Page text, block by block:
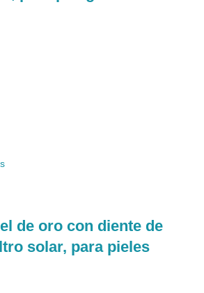
de oro con diente de
solar, para pieles